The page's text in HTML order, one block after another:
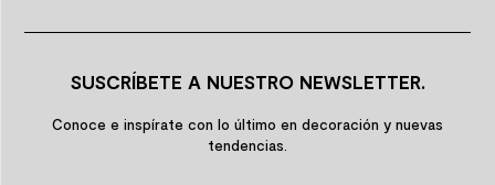
SUSCRÍBETE A NUESTRO NEWSLETTER.
Conoce e inspírate con lo último en decoración y nuevas
tendencias.